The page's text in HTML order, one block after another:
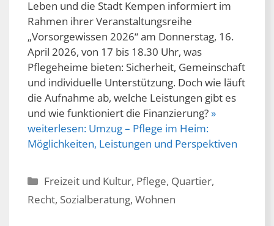
Leben und die Stadt Kempen informiert im
Rahmen ihrer Veranstaltungsreihe
„Vorsorgewissen 2026“ am Donnerstag, 16.
April 2026, von 17 bis 18.30 Uhr, was
Pflegeheime bieten: Sicherheit, Gemeinschaft
und individuelle Unterstützung. Doch wie läuft
die Aufnahme ab, welche Leistungen gibt es
und wie funktioniert die Finanzierung?»
weiterlesen: Umzug – Pflege im Heim:
Möglichkeiten, Leistungen und Perspektiven
Kategorien
Freizeit und Kultur, Pflege, Quartier,
Recht, Sozialberatung, Wohnen